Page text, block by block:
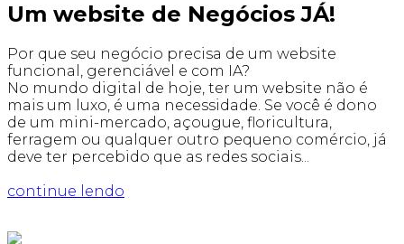
Um website de Negócios JÁ!
Por que seu negócio precisa de um website
funcional, gerenciável e com IA?
No mundo digital de hoje, ter um website não é
mais um luxo, é uma necessidade. Se você é dono
de um mini-mercado, açougue, floricultura,
ferragem ou qualquer outro pequeno comércio, já
deve ter percebido que as redes sociais...
continue lendo